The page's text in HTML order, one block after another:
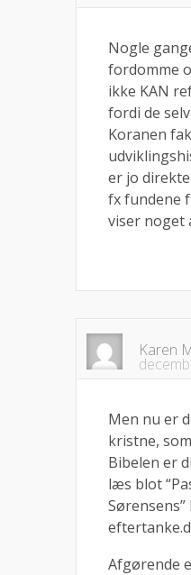
Nogle
fordomme
ikke KAN
fordi de
Koranen
er jo
fx fundene
viser noget
Karen
Men nu er
kristne,
Bibelen er
læs blot
Afgørende